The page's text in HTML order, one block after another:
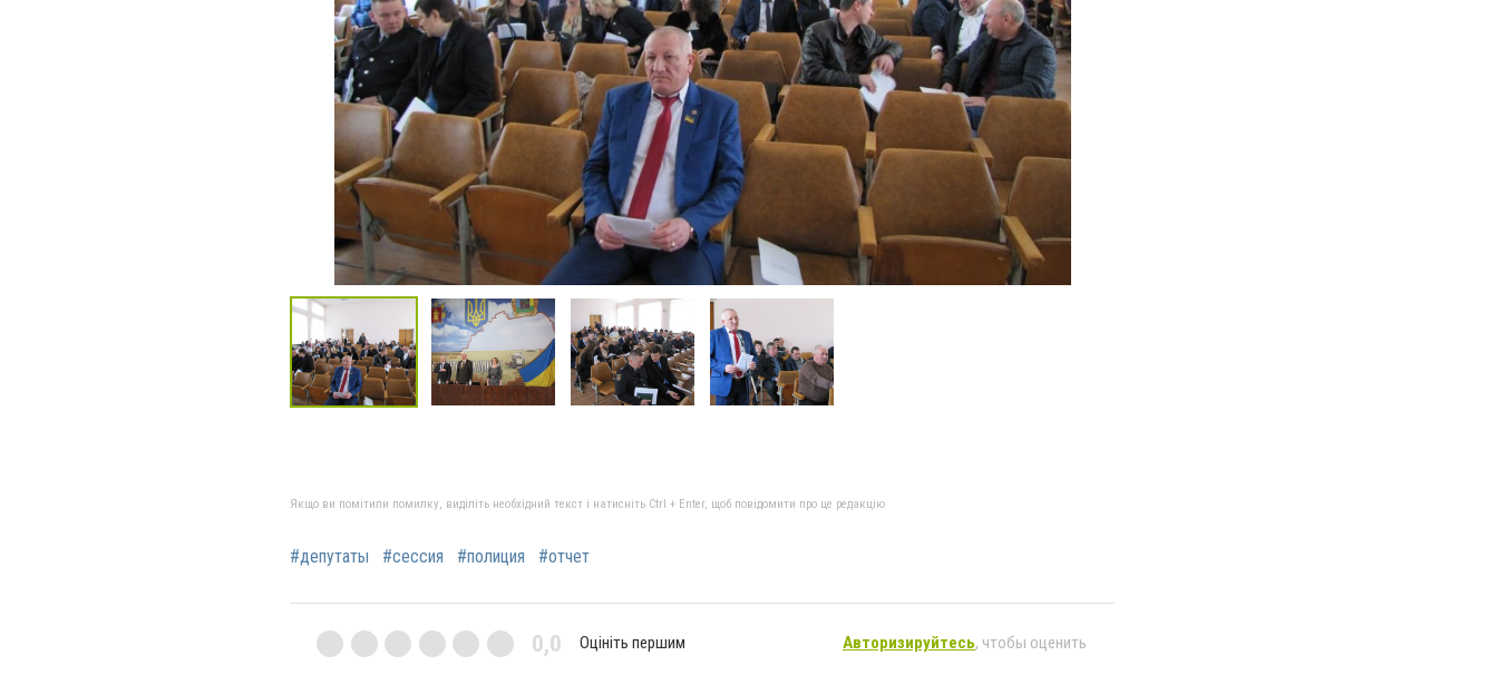
Якщо ви помітили помилку, виділіть необхідний текст і натисніть Ctrl + Enter, щоб повідомити про це редакцію
#депутаты #сессия #полиция #отчет
0,0 Оцініть першим Авторизируйтесь, чтобы оценить